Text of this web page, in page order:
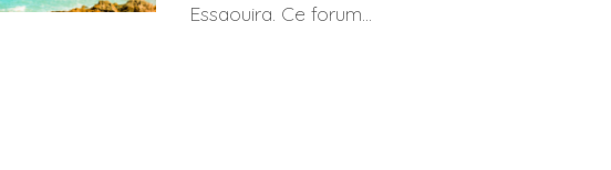
Essaouira. Ce forum...